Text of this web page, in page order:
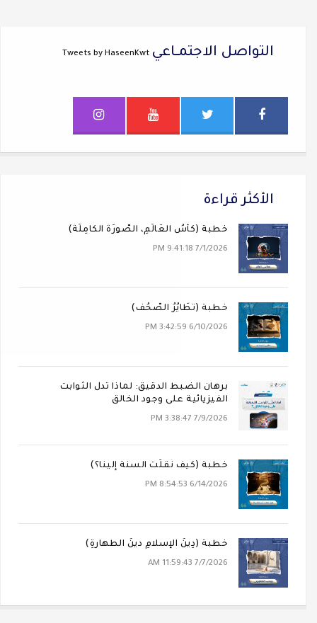
التواصل الاجتمــاعي Tweets by HaseenKwt
الأكثر قراءة
خطبة (كَأسُ العَالَمِ، الصُّورَةُ الكَامِلَةُ)
7/1/2026 9:41:18 PM
خطبة (تَطَايُرُ الصُّحُف)
6/10/2026 3:42:59 PM
برهان الضبط الدقيق: لماذا تدل الثوابت
الفيزيائية على وجود الخالق
7/9/2026 3:38:47 PM
خطبة (كيف نُقلَت السنة إلينا؟)
6/14/2026 8:54:53 PM
خطبة (دِينُ الإسلامِ دينُ الطهارةِ)
7/7/2026 11:59:43 AM